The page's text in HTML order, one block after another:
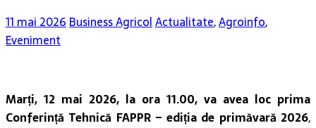
11 mai 2026Business AgricolActualitate,Agroinfo,
Eveniment
Marți, 12 mai 2026, la ora 11.00, va avea loc prima
Conferință Tehnică FAPPR – ediția de primăvară 2026,